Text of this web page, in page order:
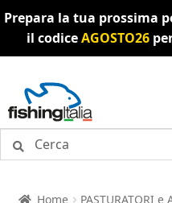
Prepara la tua prossima
il codiceAGOSTO26
alla
navigazione
al
contenuto
Home PASTURATORI e